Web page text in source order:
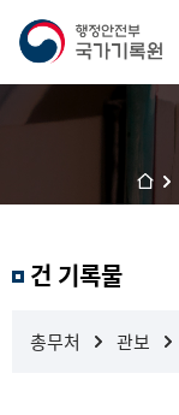
과 건 기록물
총무처 관보